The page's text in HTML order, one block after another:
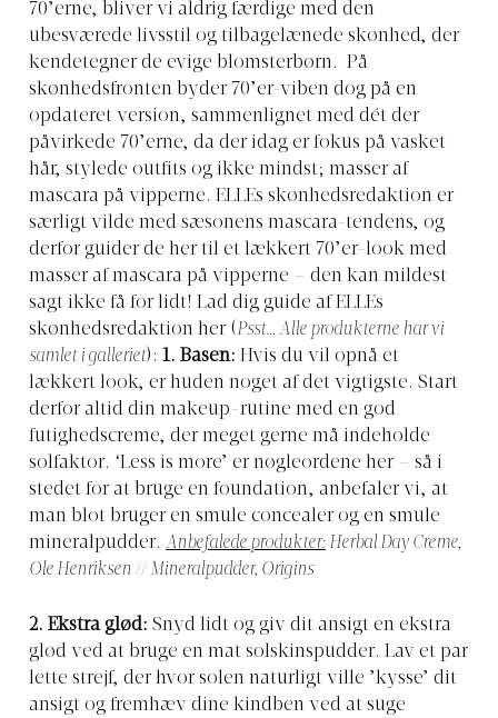
70’erne, bliver vi aldrig færdige med den
ubesværede livsstil og tilbagelænede skønhed, der
kendetegner de evige blomsterbørn. På
skønhedsfronten byder 70’er-viben dog på en
opdateret version, sammenlignet med dét der
påvirkede 70’erne, da der idag er fokus på vasket
hår, stylede outfits og ikke mindst; masser af
mascara på vipperne. ELLEs skønhedsredaktion er
særligt vilde med sæsonens mascara-tendens, og
derfor guider de her til et lækkert 70’er-look med
masser af mascara på vipperne – den kan mildest
sagt ikke få for lidt! Lad dig guide af ELLEs
skønhedsredaktion her (Psst… Alle produkterne har vi
samlet i galleriet): 1. Basen: Hvis du vil opnå et
lækkert look, er huden noget af det vigtigste. Start
derfor altid din makeup-rutine med en god
futighedscreme, der meget gerne må indeholde
solfaktor. ‘Less is more’ er nøgleordene her – så i
stedet for at bruge en foundation, anbefaler vi, at
man blot bruger en smule concealer og en smule
mineralpudder. Anbefalede produkter: Herbal Day Creme,
Ole Henriksen // Mineralpudder, Origins
2. Ekstra glød: Snyd lidt og giv dit ansigt en ekstra
glød ved at bruge en mat solskinspudder. Lav et par
lette strejf, der hvor solen naturligt ville ’kysse’ dit
ansigt og fremhæv dine kindben ved at suge